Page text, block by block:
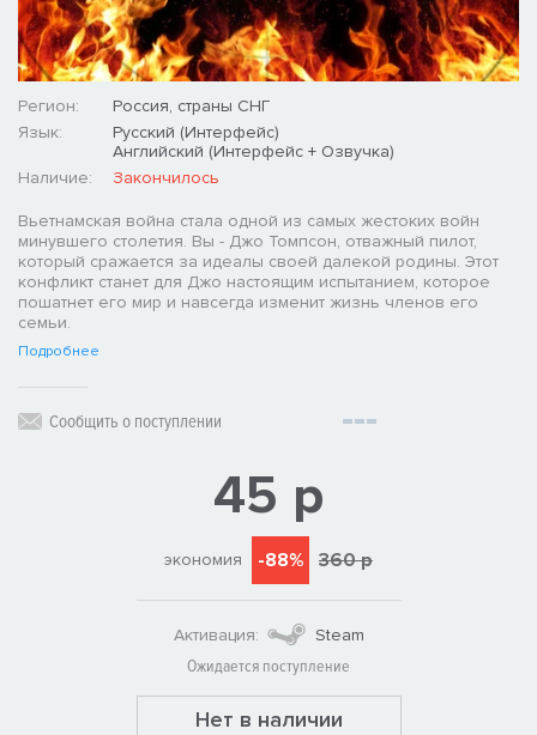
Регион:
Россия, страны СНГ
Язык:
Русский (Интерфейс)
Английский (Интерфейс + Озвучка)
Наличие:
Закончилось
Вьетнамская война стала одной из самых жестоких войн
минувшего столетия. Вы - Джо Томпсон, отважный пилот,
который сражается за идеалы своей далекой родины. Этот
конфликт станет для Джо настоящим испытанием, которое
пошатнет его мир и навсегда изменит жизнь членов его
семьи.
Подробнее
Сообщить о поступлении
45 р
экономия -88% 360 р
Активация:
Steam
Ожидается поступление
Нет в наличии